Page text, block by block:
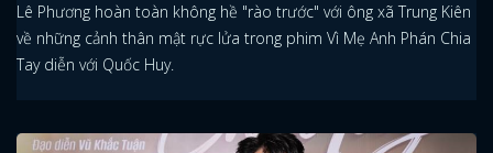
Lê Phương hoàn toàn không hề "rào trước" với ông xã Trung Kiên
về những cảnh thân mật rực lửa trong phim Vì Mẹ Anh Phán Chia
Tay diễn với Quốc Huy.